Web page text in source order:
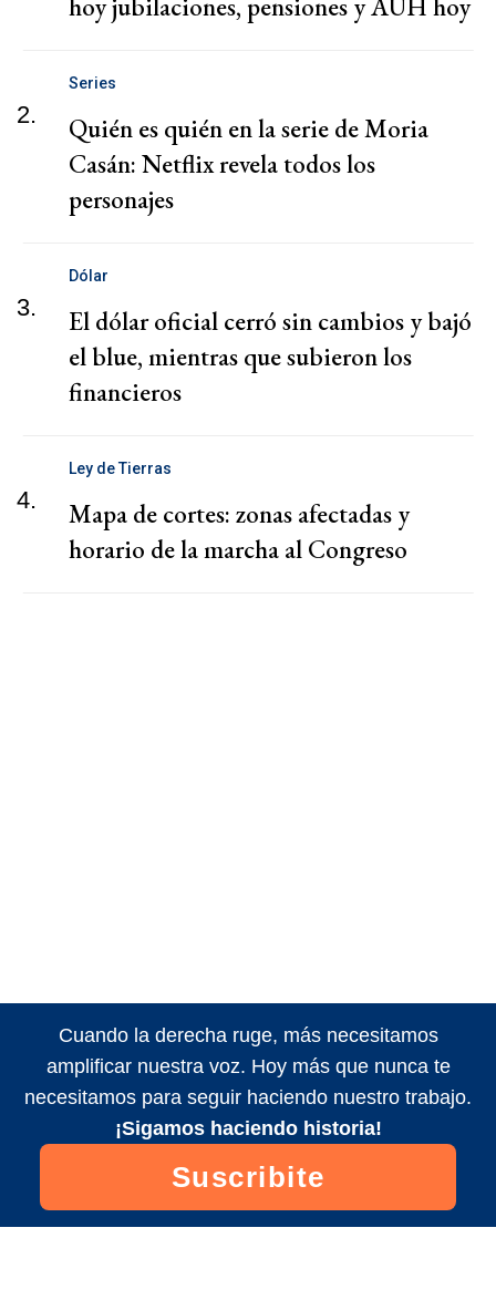
hoy jubilaciones, pensiones y AUH hoy
2.
Series
Quién es quién en la serie de Moria
Casán: Netflix revela todos los
personajes
3.
Dólar
El dólar oficial cerró sin cambios y bajó
el blue, mientras que subieron los
financieros
4.
Ley de Tierras
Mapa de cortes: zonas afectadas y
horario de la marcha al Congreso
Cuando la derecha ruge, más necesitamos
amplificar nuestra voz. Hoy más que nunca te
necesitamos para seguir haciendo nuestro trabajo.
¡Sigamos haciendo historia!
Suscribite